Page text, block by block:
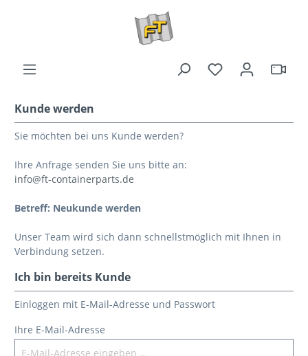
Kunde werden
Sie möchten bei uns Kunde werden?
Ihre Anfrage senden Sie uns bitte an:
info@ft-containerparts.de
Betreff: Neukunde werden
Unser Team wird sich dann schnellstmöglich mit Ihnen in
Verbindung setzen.
Ich bin bereits Kunde
Einloggen mit E-Mail-Adresse und Passwort
Ihre E-Mail-Adresse